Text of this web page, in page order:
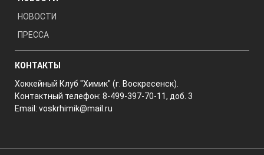
НОВОСТИ
ПРЕССА
КОНТАКТЫ
Хоккейный Клуб "Химик" (г. Воскресенск).
Контактный телефон: 8-499-397-70-11, доб. 3
Email: voskrhimik@mail.ru